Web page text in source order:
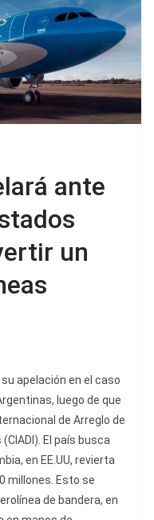
ante
un
apelación en el caso
luego de que
de Arreglo de
El país busca
en EE.UU, revierta
millones. Esto se
de bandera, en